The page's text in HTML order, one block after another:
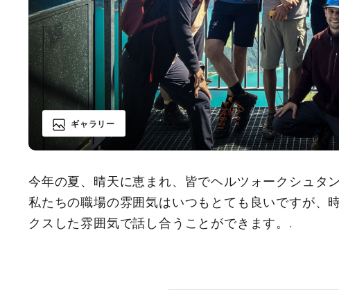
ギャラリー
今年の夏、晴天に恵まれ、皆でヘルツォークシュタ
私たちの職場の雰囲気はいつもとても良いですが、
クスした雰囲気で話し合うことができます。.